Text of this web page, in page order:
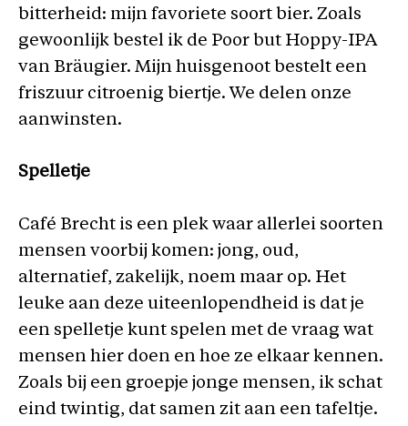
bitterheid: mijn favoriete soort bier. Zoals
gewoonlijk bestel ik de Poor but Hoppy-IPA
van Bräugier. Mijn huisgenoot bestelt een
friszuur citroenig biertje. We delen onze
aanwinsten.
Spelletje
Café Brecht is een plek waar allerlei soorten
mensen voorbij komen: jong, oud,
alternatief, zakelijk, noem maar op. Het
leuke aan deze uiteenlopendheid is dat je
een spelletje kunt spelen met de vraag wat
mensen hier doen en hoe ze elkaar kennen.
Zoals bij een groepje jonge mensen, ik schat
eind twintig, dat samen zit aan een tafeltje.